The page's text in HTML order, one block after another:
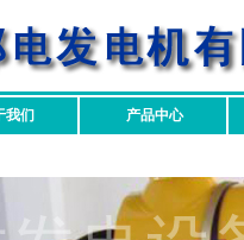
我们 产品中心